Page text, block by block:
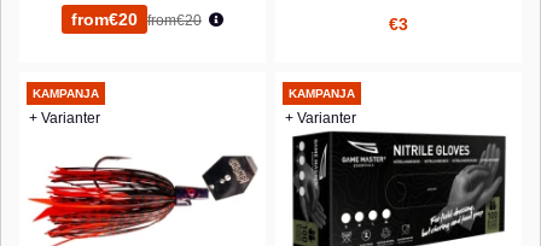
from€20 Normaali hinta
from€20 €3
KAMPANJA
+ Varianter
KAMPANJA
+ Varianter